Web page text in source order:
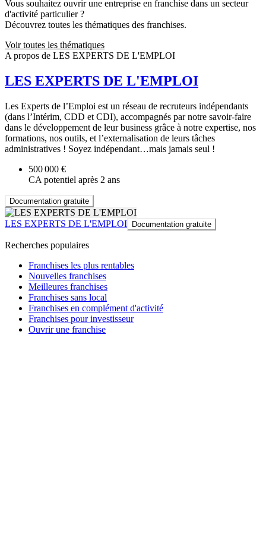
Vous souhaitez ouvrir une entreprise en franchise dans un secteur
d'activité particulier ?
Découvrez toutes les thématiques des franchises.
Voir toutes les thématiques
A propos de LES EXPERTS DE L'EMPLOI
LES EXPERTS DE L'EMPLOI
Les Experts de l’Emploi est un réseau de recruteurs indépendants
(dans l’Intérim, CDD et CDI), accompagnés par notre savoir-faire
dans le développement de leur business grâce à notre expertise, nos
formations, nos outils, et l’externalisation de leurs tâches
administratives ! Soyez indépendant…mais jamais seul !
500 000 €
CA potentiel après 2 ans
Documentation gratuite
LES EXPERTS DE L'EMPLOI Documentation gratuite
Recherches populaires
Franchises les plus rentables
Nouvelles franchises
Meilleures franchises
Franchises sans local
Franchises en complément d'activité
Franchises pour investisseur
Ouvrir une franchise